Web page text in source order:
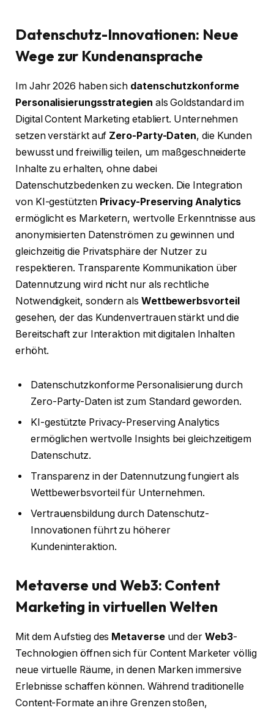
Datenschutz-Innovationen: Neue
Wege zur Kundenansprache
Im Jahr 2026 haben sich datenschutzkonforme
Personalisierungsstrategien als Goldstandard im
Digital Content Marketing etabliert. Unternehmen
setzen verstärkt auf Zero-Party-Daten, die Kunden
bewusst und freiwillig teilen, um maßgeschneiderte
Inhalte zu erhalten, ohne dabei
Datenschutzbedenken zu wecken. Die Integration
von KI-gestützten Privacy-Preserving Analytics
ermöglicht es Marketern, wertvolle Erkenntnisse aus
anonymisierten Datenströmen zu gewinnen und
gleichzeitig die Privatsphäre der Nutzer zu
respektieren. Transparente Kommunikation über
Datennutzung wird nicht nur als rechtliche
Notwendigkeit, sondern als Wettbewerbsvorteil
gesehen, der das Kundenvertrauen stärkt und die
Bereitschaft zur Interaktion mit digitalen Inhalten
erhöht.
Datenschutzkonforme Personalisierung durch
Zero-Party-Daten ist zum Standard geworden.
KI-gestützte Privacy-Preserving Analytics
ermöglichen wertvolle Insights bei gleichzeitigem
Datenschutz.
Transparenz in der Datennutzung fungiert als
Wettbewerbsvorteil für Unternehmen.
Vertrauensbildung durch Datenschutz-
Innovationen führt zu höherer
Kundeninteraktion.
Metaverse und Web3: Content
Marketing in virtuellen Welten
Mit dem Aufstieg des Metaverseund der Web3-
Technologien öffnen sich für Content Marketer völlig
neue virtuelle Räume, in denen Marken immersive
Erlebnisse schaffen können. Während traditionelle
Content-Formate an ihre Grenzen stoßen,